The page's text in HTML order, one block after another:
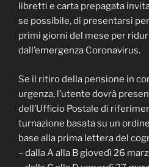
libretti e carta prepagata
se possibile, di presentarsi
primi giorni del mese per
dall’emergenza Coronavirus.
Se il ritiro della pensione in
urgenza, l’utente dovrà
dell’Ufficio Postale di
turnazione basata su un
base alla prima lettera del
– dalla A alla B giovedì 26